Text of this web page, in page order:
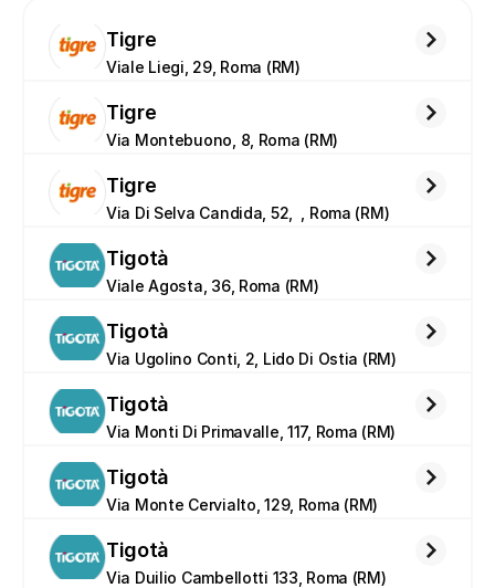
Tigre
Viale Liegi, 29, Roma (RM)
Tigre
Via Montebuono, 8, Roma (RM)
Tigre
Via Di Selva Candida, 52,  , Roma (RM)
Tigotà
Viale Agosta, 36, Roma (RM)
Tigotà
Via Ugolino Conti, 2, Lido Di Ostia (RM)
Tigotà
Via Monti Di Primavalle, 117, Roma (RM)
Tigotà
Via Monte Cervialto, 129, Roma (RM)
Tigotà
Via Duilio Cambellotti 133, Roma (RM)